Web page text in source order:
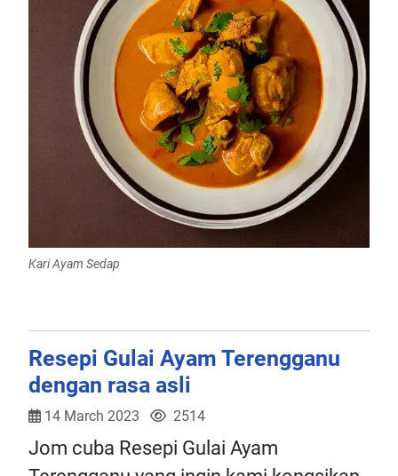
Kari Ayam Sedap
Resepi Gulai Ayam Terengganu
dengan rasa asli
14 March 2023 2514
Jom cuba Resepi Gulai Ayam